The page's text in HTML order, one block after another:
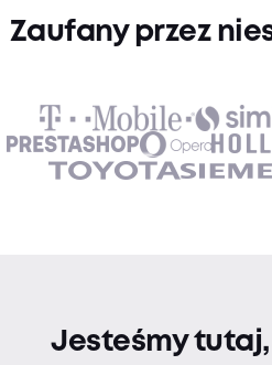
Zaufany przez
Jesteśmy